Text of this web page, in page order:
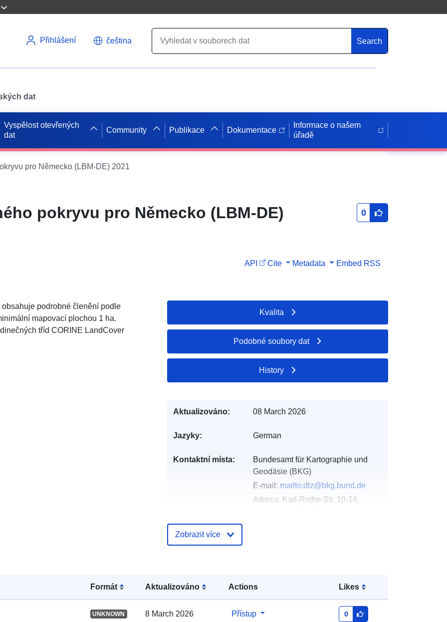
Přihlášení čeština Search
dat
Vyspělost otevřených
dat
Community Publikace Dokumentace
Informace o našem
úřadě
pro Německo (LBM-DE) 2021
pokryvu pro Německo (LBM-DE) 0
API Cite Metadata Embed RSS
podrobné členění podle
mapovací plochou 1 ha.
tříd CORINE LandCover
Formát Aktualizováno Actions Likes
UNKNOWN 8 March 2026 Přístup 0
Kvalita
Podobné soubory dat
History
Aktualizováno: 08 March 2026
Jazyky: German
Kontaktní místa:
Bundesamt für Kartographie und
Geodäsie (BKG)
E-mail: mailto:dlz@bkg.bund.de
Adresa: Karl-Rothe-Str. 10-14,
Aktualizace údajů.europa.eu: 01
August 2026
Zobrazit více